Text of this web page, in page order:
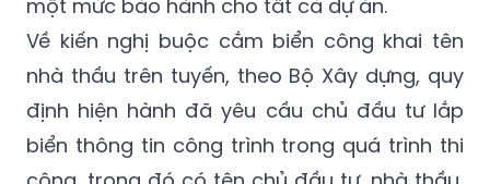
nhà thầu trên tuyến, theo Bộ Xây dựng, quy
định hiện hành đã yêu cầu chủ đầu tư lắp
biển thông tin công trình trong quá trình thi
công, trong đó có tên chủ đầu tư, nhà thầu,
đơn vị thiết kế và giám sát. Việc nâng cao